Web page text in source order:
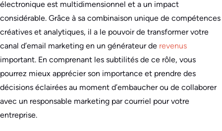
électronique est multidimensionnel et a un impact
considérable. Grâce à sa combinaison unique de compétences
créatives et analytiques, il a le pouvoir de transformer votre
canal d’email marketing en un générateur de revenus
important. En comprenant les subtilités de ce rôle, vous
pourrez mieux apprécier son importance et prendre des
décisions éclairées au moment d’embaucher ou de collaborer
avec un responsable marketing par courriel pour votre
entreprise.